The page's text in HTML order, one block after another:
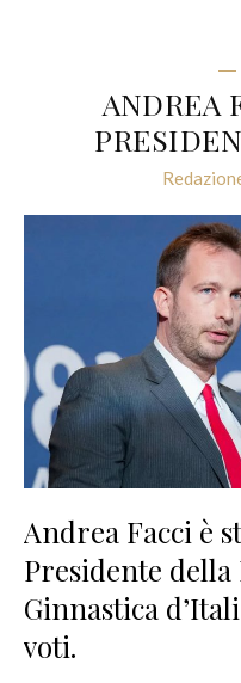
ANDREA
Andrea Facci è
Presidente della
Ginnastica
voti.